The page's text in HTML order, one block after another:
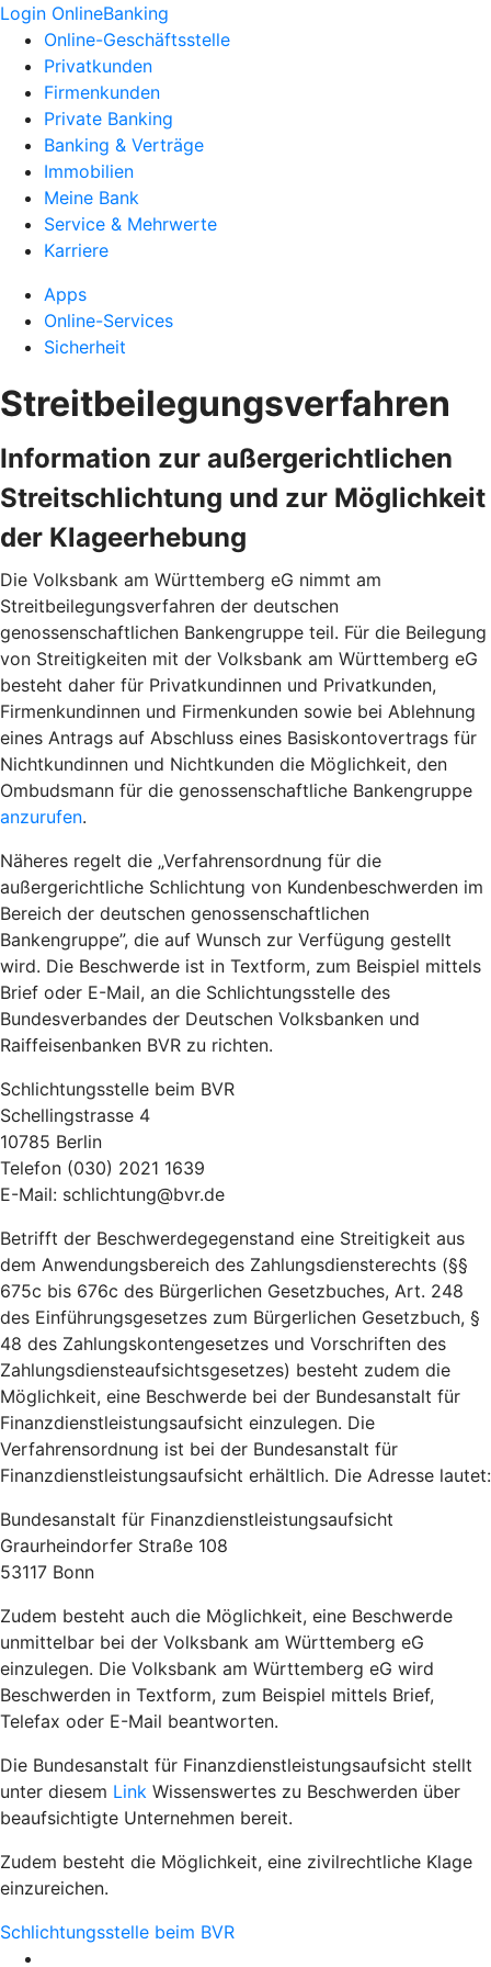
Login OnlineBanking
Online-Geschäftsstelle
Privatkunden
Firmenkunden
Private Banking
Banking & Verträge
Immobilien
Meine Bank
Service & Mehrwerte
Karriere
Apps
Online-Services
Sicherheit
Streitbeilegungsverfahren
Information zur außergerichtlichen
Streitschlichtung und zur Möglichkeit
der Klageerhebung
Die Volksbank am Württemberg eG nimmt am
Streitbeilegungsverfahren der deutschen
genossenschaftlichen Bankengruppe teil. Für die Beilegung
von Streitigkeiten mit der Volksbank am Württemberg eG
besteht daher für Privatkundinnen und Privatkunden,
Firmenkundinnen und Firmenkunden sowie bei Ablehnung
eines Antrags auf Abschluss eines Basiskontovertrags für
Nichtkundinnen und Nichtkunden die Möglichkeit, den
Ombudsmann für die genossenschaftliche Bankengruppe
anzurufen.
Näheres regelt die „Verfahrensordnung für die
außergerichtliche Schlichtung von Kundenbeschwerden im
Bereich der deutschen genossenschaftlichen
Bankengruppe”, die auf Wunsch zur Verfügung gestellt
wird. Die Beschwerde ist in Textform, zum Beispiel mittels
Brief oder E-Mail, an die Schlichtungsstelle des
Bundesverbandes der Deutschen Volksbanken und
Raiffeisenbanken BVR zu richten.
Schlichtungsstelle beim BVR
Schellingstrasse 4
10785 Berlin
Telefon (030) 2021 1639
E-Mail: schlichtung@bvr.de
Betrifft der Beschwerdegegenstand eine Streitigkeit aus
dem Anwendungsbereich des Zahlungsdiensterechts (§§
675c bis 676c des Bürgerlichen Gesetzbuches, Art. 248
des Einführungsgesetzes zum Bürgerlichen Gesetzbuch, §
48 des Zahlungskontengesetzes und Vorschriften des
Zahlungsdiensteaufsichtsgesetzes) besteht zudem die
Möglichkeit, eine Beschwerde bei der Bundesanstalt für
Finanzdienstleistungsaufsicht einzulegen. Die
Verfahrensordnung ist bei der Bundesanstalt für
Finanzdienstleistungsaufsicht erhältlich. Die Adresse lautet:
Bundesanstalt für Finanzdienstleistungsaufsicht
Graurheindorfer Straße 108
53117 Bonn
Zudem besteht auch die Möglichkeit, eine Beschwerde
unmittelbar bei der Volksbank am Württemberg eG
einzulegen. Die Volksbank am Württemberg eG wird
Beschwerden in Textform, zum Beispiel mittels Brief,
Telefax oder E-Mail beantworten.
Die Bundesanstalt für Finanzdienstleistungsaufsicht stellt
unter diesem Link Wissenswertes zu Beschwerden über
beaufsichtigte Unternehmen bereit.
Zudem besteht die Möglichkeit, eine zivilrechtliche Klage
einzureichen.
Schlichtungsstelle beim BVR